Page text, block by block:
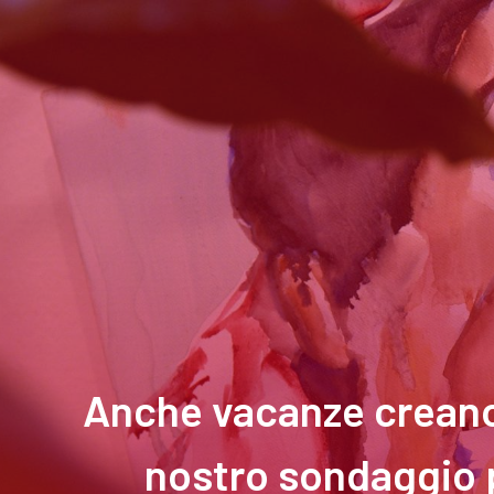
Anche vacanze
nostro sondaggio